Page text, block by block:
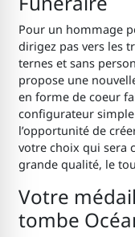
Pour un hommage
dirigez pas vers les
ternes et sans
propose une
en forme de coeur
configurateur
l’opportunité de
votre choix qui sera
grande qualité, le
Votre
tombe